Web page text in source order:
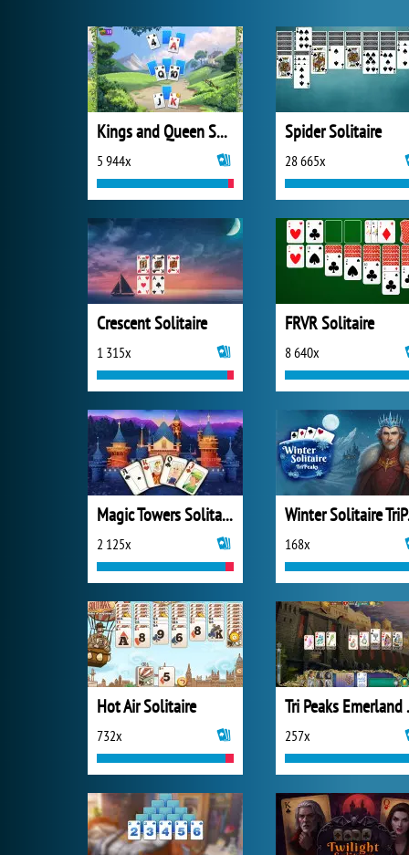
Kings and Queen Solitaire Tripeaks
5 944x
Spider Solitaire
28 665x
Crescent Solitaire
1 315x
FRVR Solitaire
8 640x
Magic Towers Solitaire
2 125x 168x
Hot Air Solitaire
732x
Tri
257x